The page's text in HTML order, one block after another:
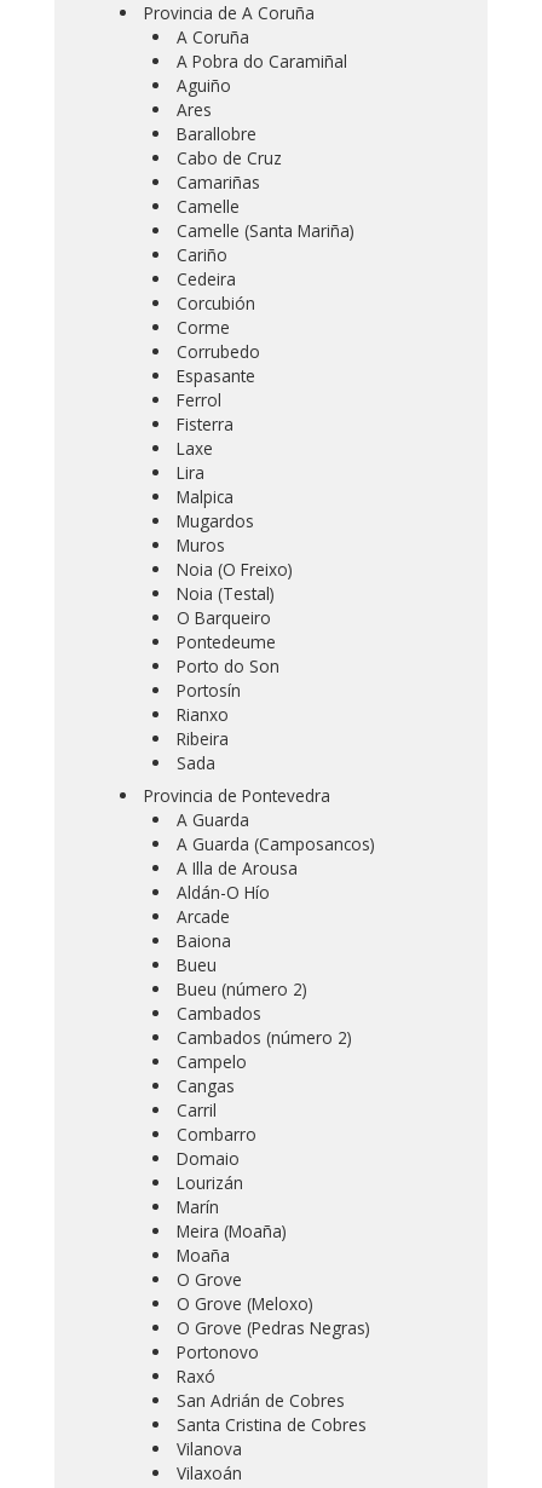
Provincia de A Coruña
A Coruña
A Pobra do Caramiñal
Aguiño
Ares
Barallobre
Cabo de Cruz
Camariñas
Camelle
Camelle (Santa Mariña)
Cariño
Cedeira
Corcubión
Corme
Corrubedo
Espasante
Ferrol
Fisterra
Laxe
Lira
Malpica
Mugardos
Muros
Noia (O Freixo)
Noia (Testal)
O Barqueiro
Pontedeume
Porto do Son
Portosín
Rianxo
Ribeira
Sada
Provincia de Pontevedra
A Guarda
A Guarda (Camposancos)
A Illa de Arousa
Aldán-O Hío
Arcade
Baiona
Bueu
Bueu (número 2)
Cambados
Cambados (número 2)
Campelo
Cangas
Carril
Combarro
Domaio
Lourizán
Marín
Meira (Moaña)
Moaña
O Grove
O Grove (Meloxo)
O Grove (Pedras Negras)
Portonovo
Raxó
San Adrián de Cobres
Santa Cristina de Cobres
Vilanova
Vilaxoán